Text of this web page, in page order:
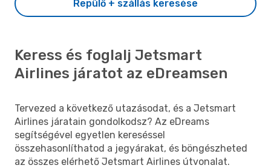
Repülő + szállás keresése
Keress és foglalj Jetsmart
Airlines járatot az eDreamsen
Tervezed a következő utazásodat, és a Jetsmart
Airlines járatain gondolkodsz? Az eDreams
segítségével egyetlen kereséssel
összehasonlíthatod a jegyárakat, és böngészheted
az összes elérhető Jetsmart Airlines útvonalat.